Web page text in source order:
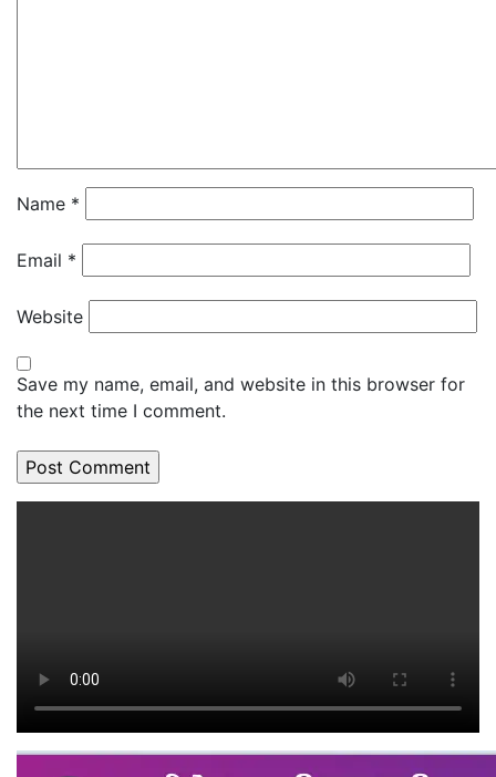
Name *
Email *
Website
Save my name, email, and website in this browser for
the next time I comment.